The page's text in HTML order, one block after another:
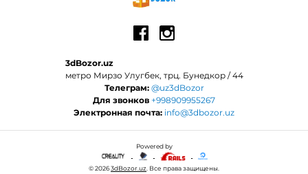
3dBozor.uz
метро Мирзо Улугбек, трц. Бунедкор / 44
Телеграм: @uz3dBozor
Для звонков +998909955267
Электронная почта: info@3dbozor.uz
Powered by
© 20263dBozor.uz . Все права защищены.